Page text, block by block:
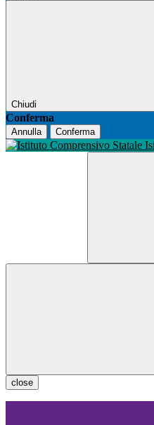
Chiudi
Conferma
Annulla Conferma
close